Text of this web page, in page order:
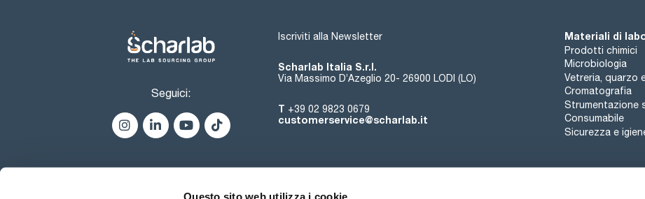
Questo sito web utilizza i cookie
Seguici:
Iscriviti alla Newsletter
Scharlab Italia S.r.l.
Via Massimo D’Azeglio 20- 26900 LODI (LO)
T +39 02 9823 0679
customerservice@scharlab.it
Materiali di
Prodotti chimici
Microbiologia
Vetreria, quarzo
Cromatografia
Strumentazione
Consumabile
Sicurezza e